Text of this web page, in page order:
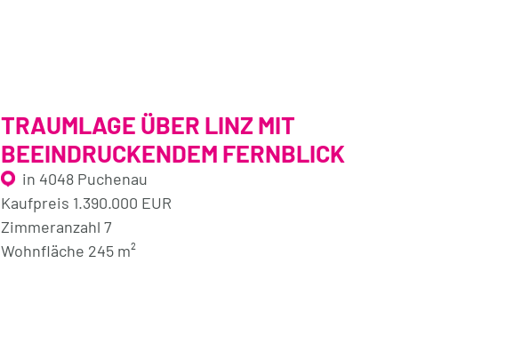
TRAUMLAGE ÜBER LINZ MIT
BEEINDRUCKENDEM FERNBLICK
in 4048 Puchenau
Kaufpreis 1.390.000 EUR
Zimmeranzahl 7
Wohnfläche 245 m²